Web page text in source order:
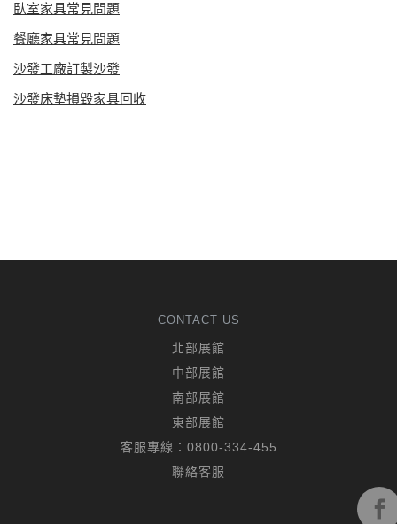
臥室家具常見問題
餐廳家具常見問題
沙發工廠訂製沙發
沙發床墊損毀家具回收
CONTACT US
北部展館
中部展館
南部展館
東部展館
客服專線： 0800-334-455
聯絡客服